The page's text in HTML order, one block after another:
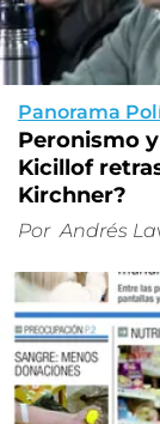
Panorama
Peronismo
Kicillof
Kirchner?
Por Andrés